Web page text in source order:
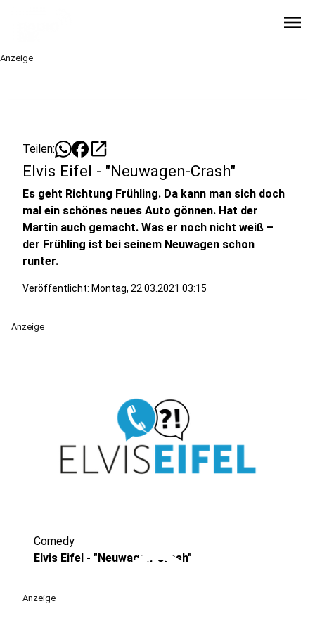
menu
Anzeige
Teilen: open_in_new
Elvis Eifel - "Neuwagen-Crash"
Es geht Richtung Frühling. Da kann man sich doch
mal ein schönes neues Auto gönnen. Hat der
Martin auch gemacht. Was er noch nicht weiß –
der Frühling ist bei seinem Neuwagen schon
runter.
Veröffentlicht: Montag, 22.03.2021 03:15
Anzeige
play_circle
Comedy
Elvis Eifel - "Neuwagen-Crash"
Anzeige